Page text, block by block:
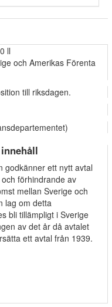
ll
och Amerikas Förenta
till riksdagen.
godkänner ett nytt avtal
förhindrande av
mellan Sverige och
lag om detta
bli tillämpligt i Sverige
av det år då avtalet
ett avtal från 1939.